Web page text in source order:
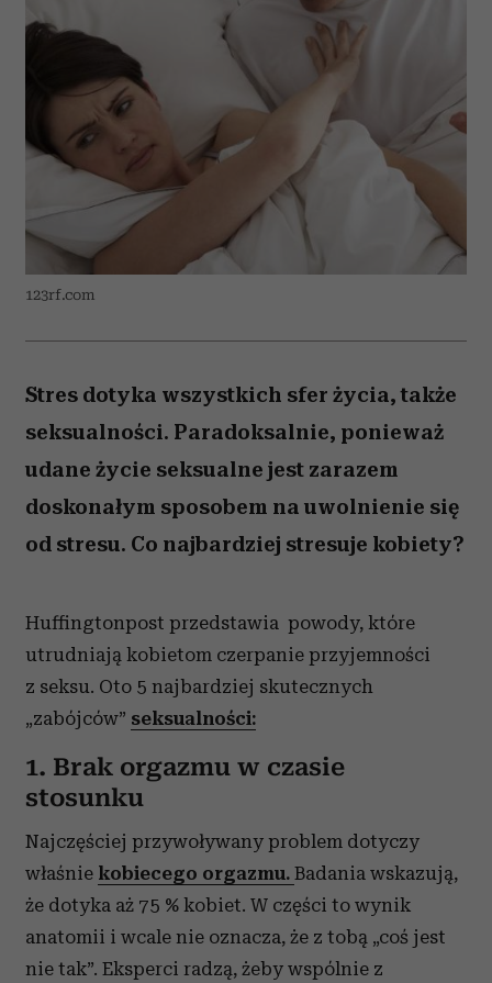
123rf.com
Stres dotyka wszystkich sfer życia, także
seksualności. Paradoksalnie, ponieważ
udane życie seksualne jest zarazem
doskonałym sposobem na uwolnienie się
od stresu. Co najbardziej stresuje kobiety?
Huffingtonpost przedstawia powody, które
utrudniają kobietom czerpanie przyjemności
z seksu. Oto 5 najbardziej skutecznych
„zabójców” seksualności:
1. Brak orgazmu w czasie
stosunku
Najczęściej przywoływany problem dotyczy
właśnie kobiecego orgazmu. Badania wskazują,
że dotyka aż 75 % kobiet. W części to wynik
anatomii i wcale nie oznacza, że z tobą „coś jest
nie tak”. Eksperci radzą, żeby wspólnie z